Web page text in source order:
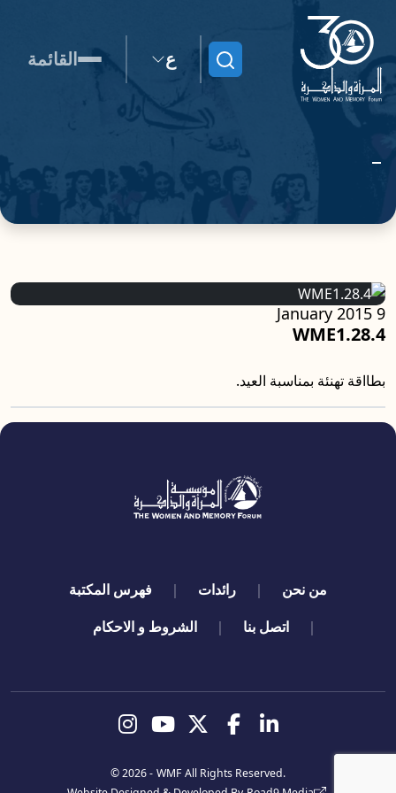
ابحث ع القائمة
WME1.28.4
9 January 2015
بطااقة تهنئة بمناسبة العيد.
quick links
من نحن رائدات
فهرس المكتبة
اتصل بنا
الشروط و الاحكام
تابعنا
© 2026 - WMF All Rights Reserved.